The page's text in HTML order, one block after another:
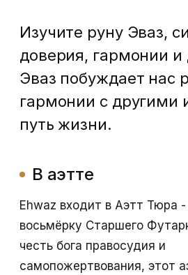
Изучите руну Эваз,
доверия, гармонии
Эваз побуждает нас
гармонии с другими
путь жизни.
В аэтте
Ehwaz входит в Аэтт Тюра
восьмёрку Старшего
честь бога правосудия и
самопожертвования, этот